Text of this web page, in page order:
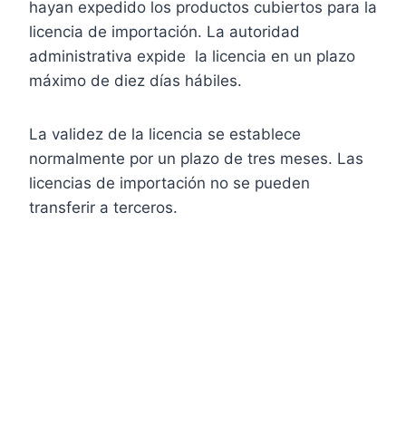
hayan expedido los productos cubiertos para la
licencia de importación. La autoridad
administrativa expide la licencia en un plazo
máximo de diez días hábiles.
La validez de la licencia se establece
normalmente por un plazo de tres meses. Las
licencias de importación no se pueden
transferir a terceros.